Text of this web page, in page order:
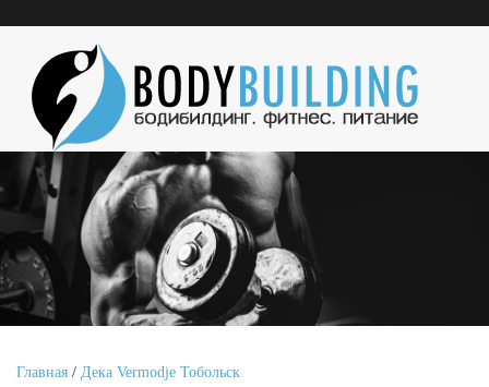
Главная / Дека Vermodje Тобольск